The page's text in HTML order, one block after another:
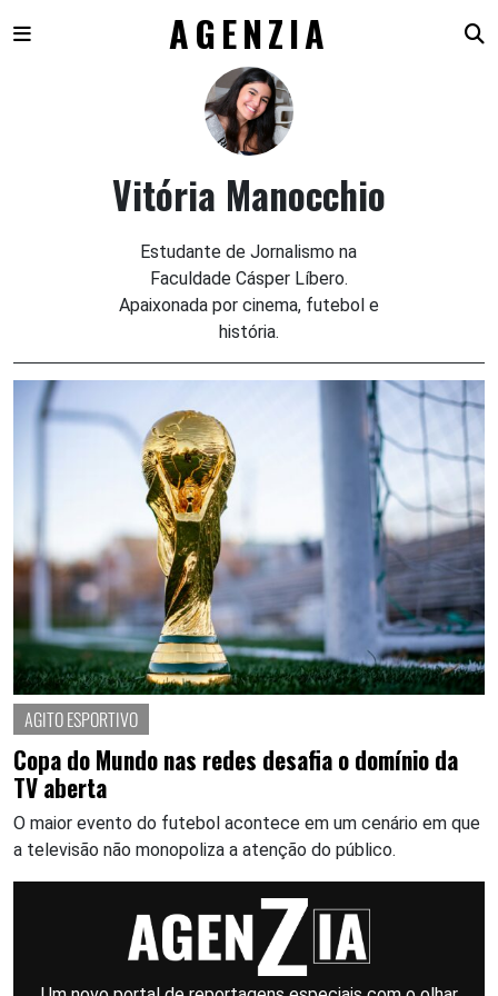
AGENZIA
Vitória Manocchio
Estudante de Jornalismo na
Faculdade Cásper Líbero.
Apaixonada por cinema, futebol e
história.
AGITO ESPORTIVO
Copa do Mundo nas redes desafia o domínio da
TV aberta
O maior evento do futebol acontece em um cenário em que
a televisão não monopoliza a atenção do público.